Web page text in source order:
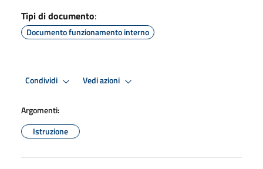
Tipi di documento:
Documento funzionamento interno
Condividi Vedi azioni
Argomenti:
Istruzione